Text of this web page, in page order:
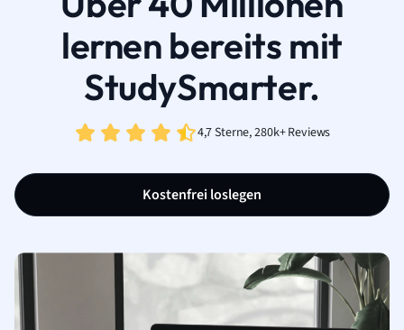
lernen bereits mit
StudySmarter.
4,7 Sterne, 280k+ Reviews
Kostenfrei loslegen